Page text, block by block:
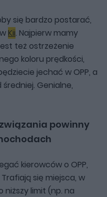
się bardzo postarać,
Kii. Najpierw mamy
też ostrzeżenie
koloru prędkości,
jechać w OPP, a
Genialne,
powinny
kierowców o OPP,
się miejsca, w
niższy limit (np. na